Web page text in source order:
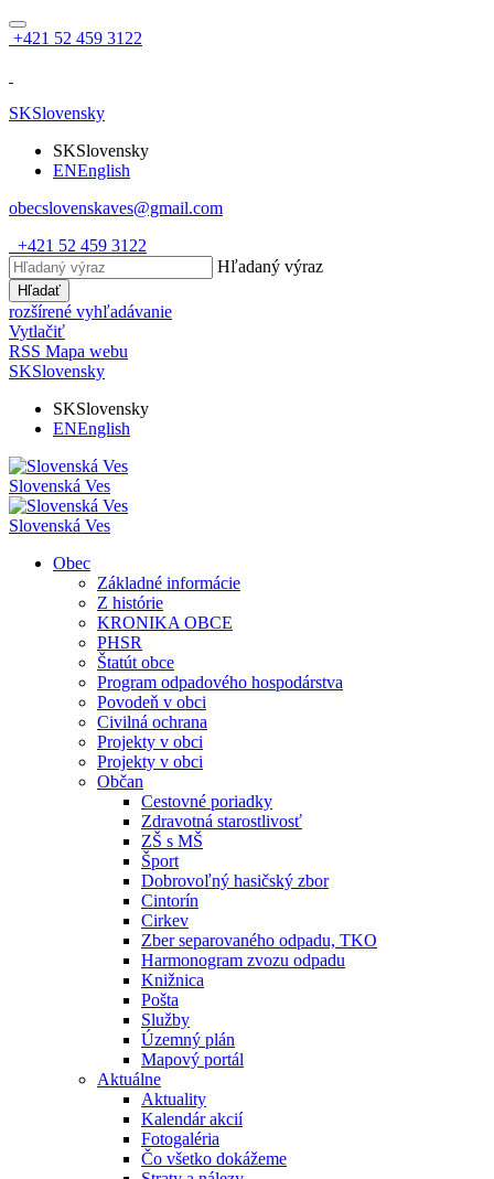
+421 52 459 3122
SKSlovensky
SKSlovensky
ENEnglish
obecslovenskaves@gmail.com
+421 52 459 3122
Hľadaný výraz
Hľadať
rozšírené vyhľadávanie
Vytlačiť
RSS Mapa webu
SKSlovensky
SKSlovensky
ENEnglish
Slovenská Ves
Slovenská Ves
Obec
Základné informácie
Z histórie
KRONIKA OBCE
PHSR
Štatút obce
Program odpadového hospodárstva
Povodeň v obci
Civilná ochrana
Projekty v obci
Projekty v obci
Občan
Cestovné poriadky
Zdravotná starostlivosť
ZŠ s MŠ
Šport
Dobrovoľný hasičský zbor
Cintorín
Cirkev
Zber separovaného odpadu, TKO
Harmonogram zvozu odpadu
Knižnica
Pošta
Služby
Územný plán
Mapový portál
Aktuálne
Aktuality
Kalendár akcií
Fotogaléria
Čo všetko dokážeme